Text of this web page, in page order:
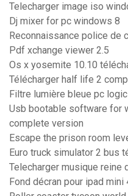
Telecharger image iso
Dj mixer for pc windows 8
Reconnaissance police de
Pdf xchange viewer 2.5
Os x yosemite 10.10
Télécharger half life 2
Filtre lumière bleue pc
Usb bootable software for
complete version
Escape the prison room
Euro truck simulator 2 bus
Telecharger musique
Fond décran pour ipad mini